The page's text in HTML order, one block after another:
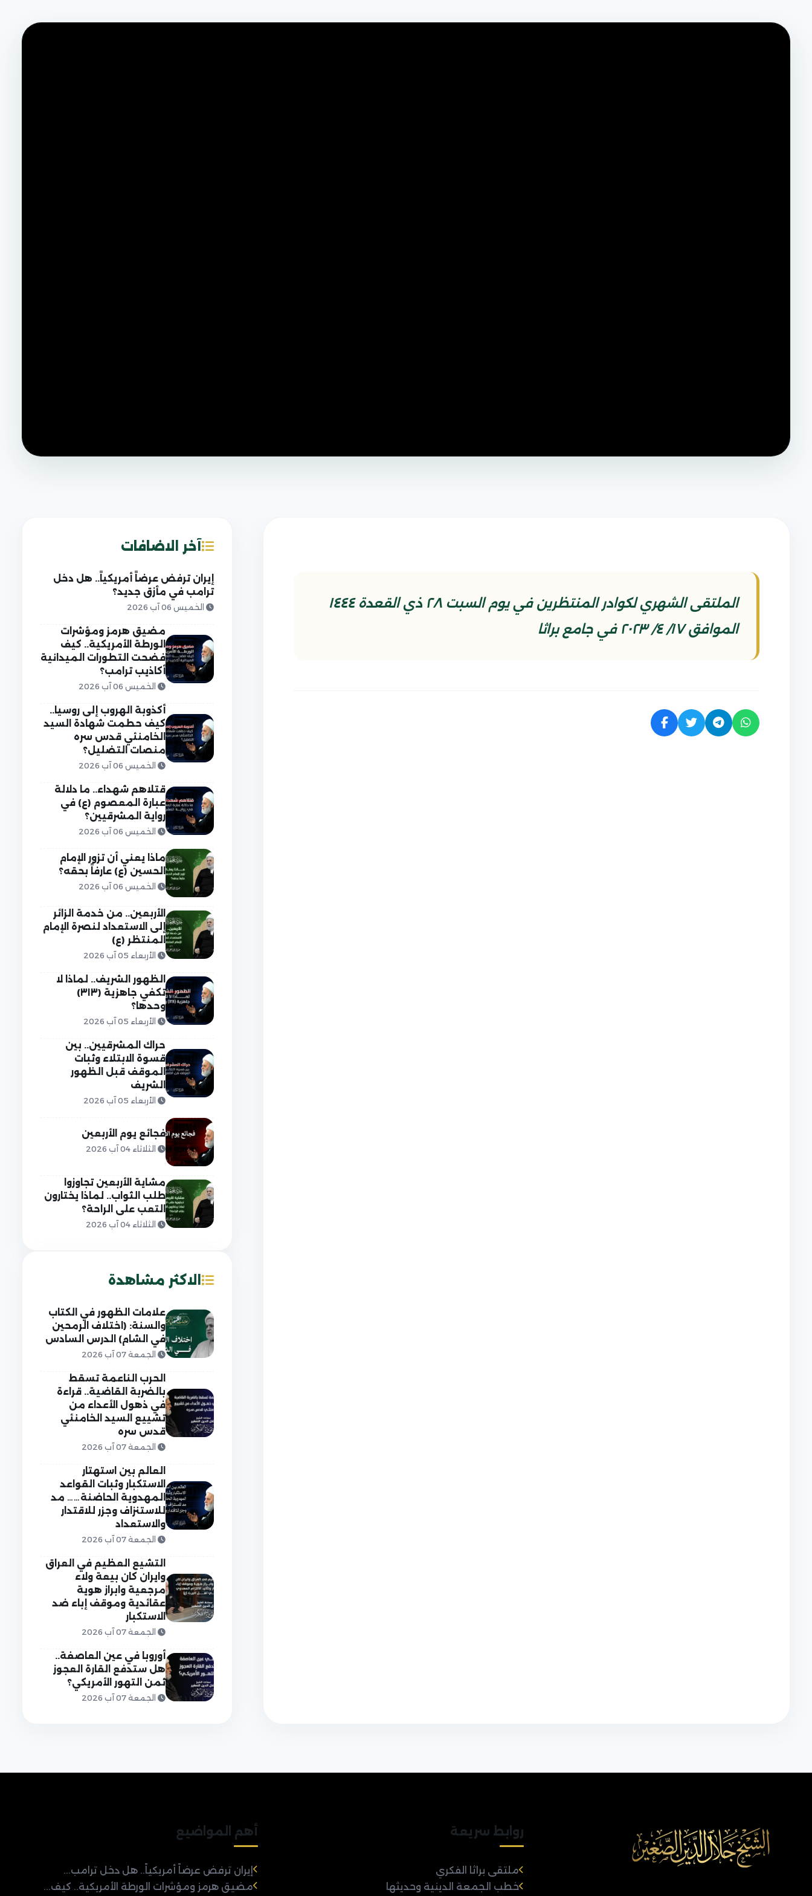
الملتقى الشهري لكوادر المنتظرين في يوم السبت ٢٨ ذي القعدة ١٤٤٤
الموافق ١٧/ ٤/ ٢٠٢٣ في جامع براثا
آخر الاضافات
إيران ترفض عرضاً أمريكياً.. هل دخل
ترامب في مأزق جديد؟
الخميس 06 آب 2026
مضيق هرمز ومؤشرات
الورطة الأمريكية.. كيف
فضحت التطورات الميدانية
أكاذيب ترامب؟
الخميس 06 آب 2026
أكذوبة الهروب إلى روسيا..
كيف حطمت شهادة السيد
الخامنئي قدس سره
منصات التضليل؟
الخميس 06 آب 2026
قتلاهم شهداء.. ما دلالة
عبارة المعصوم (ع) في
رواية المشرقيين؟
الخميس 06 آب 2026
ماذا يعني أن تزور الإمام
الحسين (ع) عارفاً بحقه؟
الخميس 06 آب 2026
الأربعين.. من خدمة الزائر
إلى الاستعداد لنصرة الإمام
المنتظر (ع)
الأربعاء 05 آب 2026
الظهور الشريف.. لماذا لا
تكفي جاهزية (٣١٣)
وحدها؟
الأربعاء 05 آب 2026
حراك المشرقيين.. بين
قسوة الابتلاء وثبات
الموقف قبل الظهور
الشريف
الأربعاء 05 آب 2026
فجائع يوم الأربعين
الثلاثاء 04 آب 2026
مشاية الأربعين تجاوزوا
طلب الثواب.. لماذا يختارون
التعب على الراحة؟
الثلاثاء 04 آب 2026
الاكثر مشاهدة
علامات الظهور في الكتاب
والسنة: (اختلاف الرمحين
في الشام) الدرس السادس
الجمعة 07 آب 2026
الحرب الناعمة تسقط
بالضربة القاضية.. قراءة
في ذهول الأعداء من
تشييع السيد الخامنئي
قدس سره
الجمعة 07 آب 2026
العالم بين استهتار
الاستكبار وثبات القواعد
المهدوية الحاضنة…… مد
للاستنزاف وجزر للاقتدار
والاستعداد
الجمعة 07 آب 2026
التشيع العظيم في العراق
وايران كان بيعة ولاء
مرجعية وابراز هوية
عقائدية وموقف إباء ضد
الاستكبار
الجمعة 07 آب 2026
أوروبا في عين العاصفة..
هل ستدفع القارة العجوز
ثمن التهور الأمريكي؟
الجمعة 07 آب 2026
روابط سريعة
ملتقى براثا الفكري
خطب الجمعة الدينية وحديثها
أهم المواضيع
إيران ترفض عرضاً أمريكياً.. هل دخل ترامب...
مضيق هرمز ومؤشرات الورطة الأمريكية.. كيف...